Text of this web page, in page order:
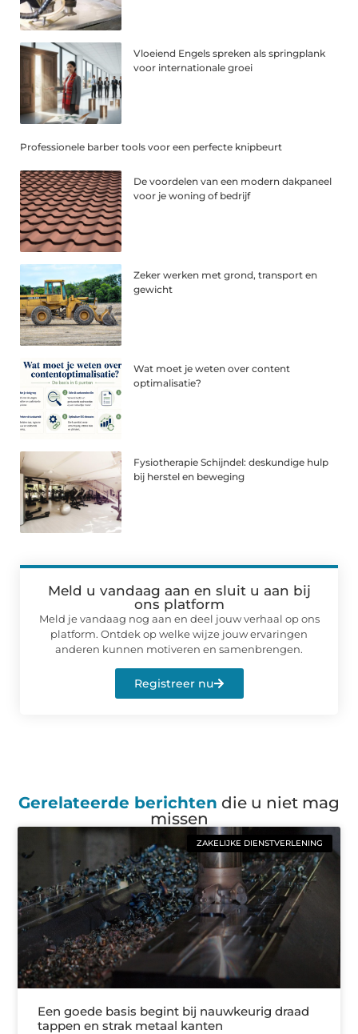
Vloeiend Engels spreken als springplank
voor internationale groei
Professionele barber tools voor een perfecte knipbeurt
De voordelen van een modern dakpaneel
voor je woning of bedrijf
Zeker werken met grond, transport en
gewicht
Wat moet je weten over content
optimalisatie?
Fysiotherapie Schijndel: deskundige hulp
bij herstel en beweging
Meld u vandaag aan en sluit u aan bij
ons platform
Meld je vandaag nog aan en deel jouw verhaal op ons
platform. Ontdek op welke wijze jouw ervaringen
anderen kunnen motiveren en samenbrengen.
Registreer nu
Gerelateerde berichten die u niet mag
missen
ZAKELIJKE DIENSTVERLENING
Een goede basis begint bij nauwkeurig draad
tappen en strak metaal kanten